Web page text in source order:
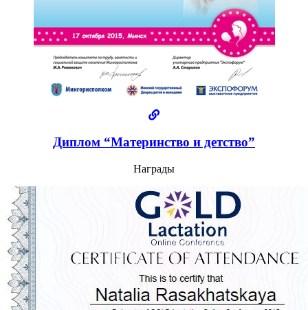
Диплом “Материнство и детство”
Награды